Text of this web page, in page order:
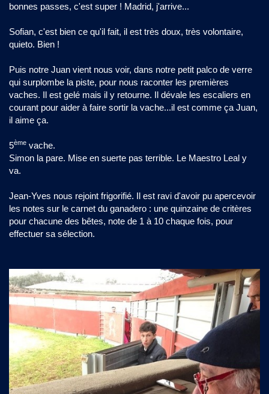
bonnes passes, c'est super ! Madrid, j'arrive...
Sofian, c'est bien ce qu'il fait, il est très doux, très volontaire,
quieto. Bien !
Puis notre Juan vient nous voir, dans notre petit palco de verre
qui surplombe la piste, pour nous raconter les premières
vaches. Il est gelé mais il y retourne. Il dévale les escaliers en
courant pour aider à faire sortir la vache...il est comme ça Juan,
il aime ça.
5ème vache.
Simon la pare. Mise en suerte pas terrible. Le Maestro Leal y
va.
Jean-Yves nous rejoint frigorifié. Il est ravi d'avoir pu apercevoir
les notes sur le carnet du ganadero : une quinzaine de critères
pour chacune des bêtes, note de 1 à 10 chaque fois, pour
effectuer sa sélection.